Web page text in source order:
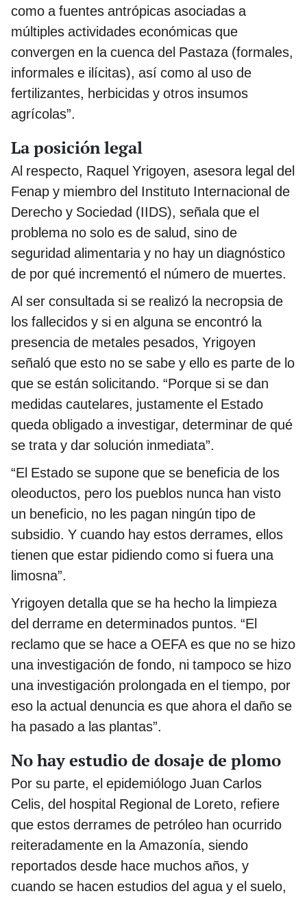
como a fuentes antrópicas asociadas a
múltiples actividades económicas que
convergen en la cuenca del Pastaza (formales,
informales e ilícitas), así como al uso de
fertilizantes, herbicidas y otros insumos
agrícolas”.
La posición legal
Al respecto, Raquel Yrigoyen, asesora legal del
Fenap y miembro del Instituto Internacional de
Derecho y Sociedad (IIDS), señala que el
problema no solo es de salud, sino de
seguridad alimentaria y no hay un diagnóstico
de por qué incrementó el número de muertes.
Al ser consultada si se realizó la necropsia de
los fallecidos y si en alguna se encontró la
presencia de metales pesados, Yrigoyen
señaló que esto no se sabe y ello es parte de lo
que se están solicitando. “Porque si se dan
medidas cautelares, justamente el Estado
queda obligado a investigar, determinar de qué
se trata y dar solución inmediata”.
“El Estado se supone que se beneficia de los
oleoductos, pero los pueblos nunca han visto
un beneficio, no les pagan ningún tipo de
subsidio. Y cuando hay estos derrames, ellos
tienen que estar pidiendo como si fuera una
limosna”.
Yrigoyen detalla que se ha hecho la limpieza
del derrame en determinados puntos. “El
reclamo que se hace a OEFA es que no se hizo
una investigación de fondo, ni tampoco se hizo
una investigación prolongada en el tiempo, por
eso la actual denuncia es que ahora el daño se
ha pasado a las plantas”.
No hay estudio de dosaje de plomo
Por su parte, el epidemiólogo Juan Carlos
Celis, del hospital Regional de Loreto, refiere
que estos derrames de petróleo han ocurrido
reiteradamente en la Amazonía, siendo
reportados desde hace muchos años, y
cuando se hacen estudios del agua y el suelo,